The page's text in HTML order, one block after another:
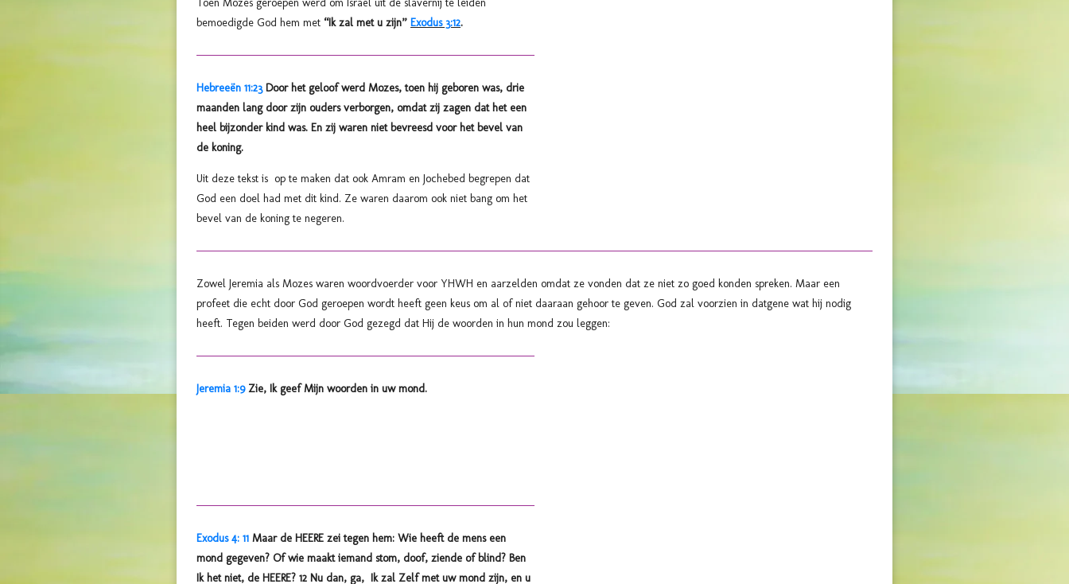
Toen Mozes geroepen werd om Israël uit de slavernij te leiden
bemoedigde God hem met “Ik zal met u zijn” Exodus 3:12.
Hebreeën 11:23Door het geloof werd Mozes, toen hij geboren was, drie
maanden lang door zijn ouders verborgen, omdat zij zagen dat het een
heel bijzonder kind was. En zij waren niet bevreesd voor het bevel van
de koning.
Uit deze tekst is op te maken dat ook Amram en Jochebed begrepen dat
God een doel had met dit kind. Ze waren daarom ook niet bang om het
bevel van de koning te negeren.
Zowel Jeremia als Mozes waren woordvoerder voor YHWH en aarzelden omdat ze vonden dat ze niet zo goed konden spreken. Maar een
profeet die echt door God geroepen wordt heeft geen keus om al of niet daaraan gehoor te geven. God zal voorzien in datgene wat hij nodig
heeft. Tegen beiden werd door God gezegd dat Hij de woorden in hun mond zou leggen:
Jeremia 1:9Zie, Ik geef Mijn woorden in uw mond.
Exodus 4: 11 Maar de HEERE zei tegen hem: Wie heeft de mens een
mond gegeven? Of wie maakt iemand stom, doof, ziende of blind? Ben
Ik het niet, de HEERE? 12 Nu dan, ga, Ik zal Zelf met uw mond zijn, en u